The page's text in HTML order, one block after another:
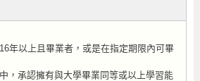
年以上且畢業者，或是在指定期限內可畢
，承認擁有與大學畢業同等或以上學習能